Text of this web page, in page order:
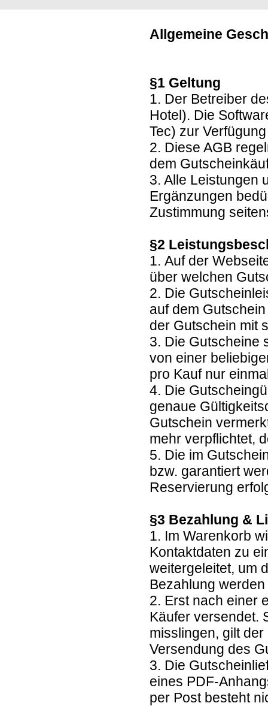
Allgemeine
§1 Geltung
1. Der Betreiber
Hotel). Die
Tec) zur
2. Diese AGB
dem
3. Alle Leistungen
Ergänzungen
Zustimmung
§2
1. Auf der
über welchen
2. Die
auf dem
der Gutschein mit
3. Die Gutscheine
von einer
pro Kauf nur
4. Die
genaue
Gutschein
mehr verpflichtet,
5. Die im
bzw. garantiert
Reservierung
§3 Bezahlung &
1. Im Warenkorb
Kontaktdaten zu
weitergeleitet, um
Bezahlung
2. Erst nach einer
Käufer versendet.
misslingen, gilt
Versendung des
3. Die
eines PDF-
per Post besteht